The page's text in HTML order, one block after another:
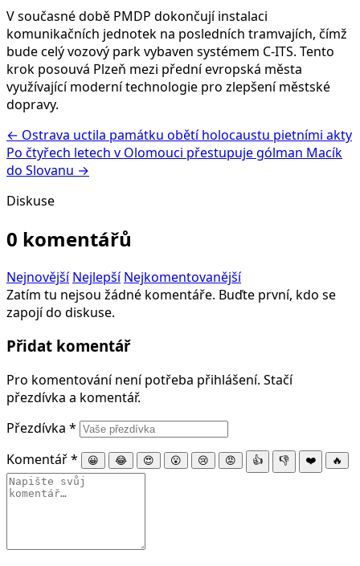
V současné době PMDP dokončují instalaci
komunikačních jednotek na posledních tramvajích, čímž
bude celý vozový park vybaven systémem C-ITS. Tento
krok posouvá Plzeň mezi přední evropská města
využívající moderní technologie pro zlepšení městské
dopravy.
← Ostrava uctila památku obětí holocaustu pietními akty
Po čtyřech letech v Olomouci přestupuje gólman Macík
do Slovanu →
Diskuse
0 komentářů
Nejnovější Nejlepší Nejkomentovanější
Zatím tu nejsou žádné komentáře. Buďte první, kdo se
zapojí do diskuse.
Přidat komentář
Pro komentování není potřeba přihlášení. Stačí
přezdívka a komentář.
Přezdívka *
Komentář* 😀 😂 😍 😮 😢 😡 👍 👎 ❤️ 🔥